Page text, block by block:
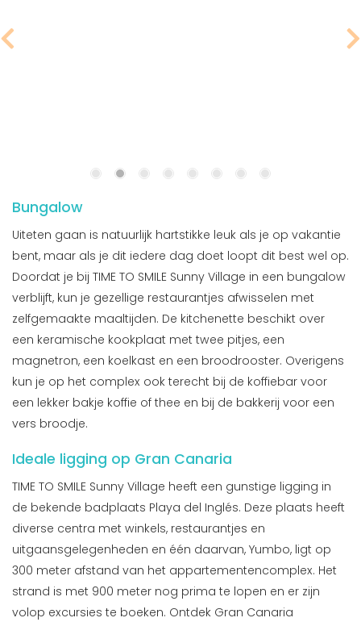
Bungalow
Uiteten gaan is natuurlijk hartstikke leuk als je op vakantie
bent, maar als je dit iedere dag doet loopt dit best wel op.
Doordat je bij TIME TO SMILE Sunny Village in een bungalow
verblijft, kun je gezellige restaurantjes afwisselen met
zelfgemaakte maaltijden. De kitchenette beschikt over
een keramische kookplaat met twee pitjes, een
magnetron, een koelkast en een broodrooster. Overigens
kun je op het complex ook terecht bij de koffiebar voor
een lekker bakje koffie of thee en bij de bakkerij voor een
vers broodje.
Ideale ligging op Gran Canaria
TIME TO SMILE Sunny Village heeft een gunstige ligging in
de bekende badplaats Playa del Inglés. Deze plaats heeft
diverse centra met winkels, restaurantjes en
uitgaansgelegenheden en één daarvan, Yumbo, ligt op
300 meter afstand van het appartementencomplex. Het
strand is met 900 meter nog prima te lopen en er zijn
volop excursies te boeken. Ontdek Gran Canaria